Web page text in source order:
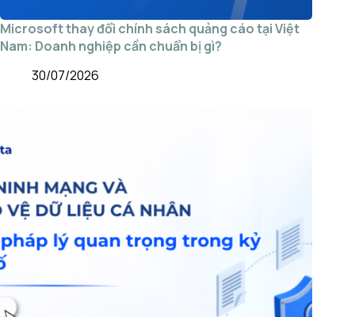
Microsoft thay đổi chính sách quảng cáo tại Việt
Nam: Doanh nghiệp cần chuẩn bị gì?
30/07/2026